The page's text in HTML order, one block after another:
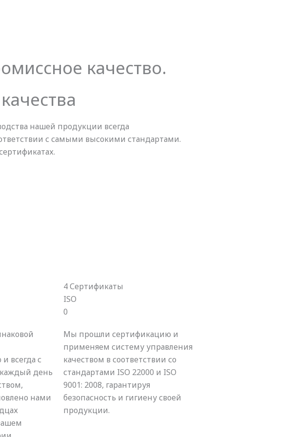
качество.
нашей продукции всегда
с самыми высокими стандартами.
всегда с
день
нами
4 Сертификаты
ISO
0
Мы прошли сертификацию и
применяем систему управления
качеством в соответствии со
стандартами ISO 22000 и ISO
9001: 2008, гарантируя
безопасность и гигиену своей
продукции.